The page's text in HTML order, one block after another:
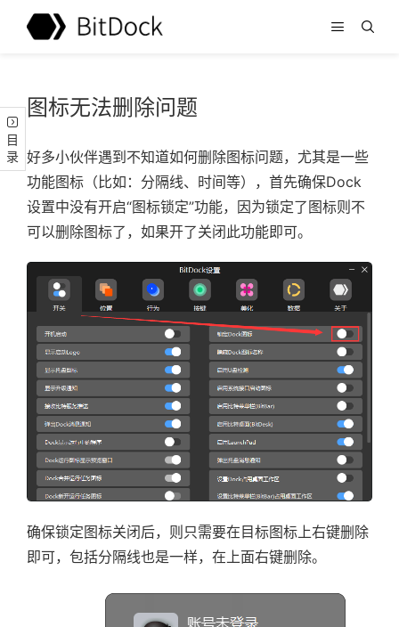
目录
图标无法删除问题
好多小伙伴遇到不知道如何删除图标问题，尤其是一些
功能图标（比如：分隔线、时间等），首先确保Dock
设置中没有开启“图标锁定”功能，因为锁定了图标则不
可以删除图标了，如果开了关闭此功能即可。
确保锁定图标关闭后，则只需要在目标图标上右键删除
即可，包括分隔线也是一样，在上面右键删除。